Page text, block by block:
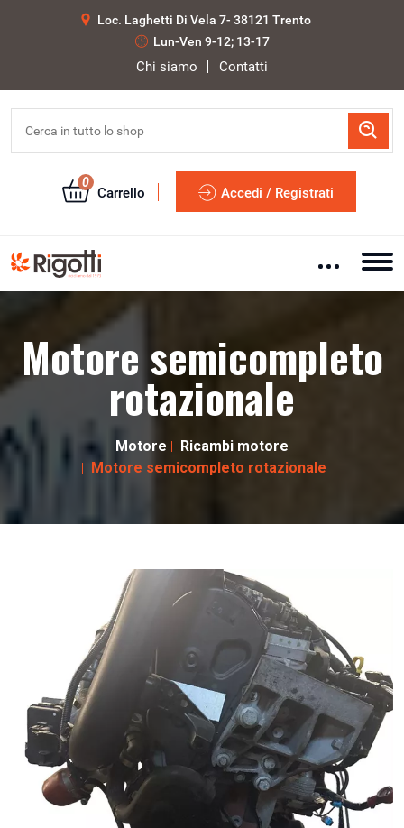
Loc. Laghetti Di Vela 7- 38121 Trento
Lun-Ven 9-12; 13-17
Chi siamo Contatti
0
Carrello Accedi / Registrati
Motore semicompleto
rotazionale
Motore
Ricambi motore
Motore semicompleto rotazionale